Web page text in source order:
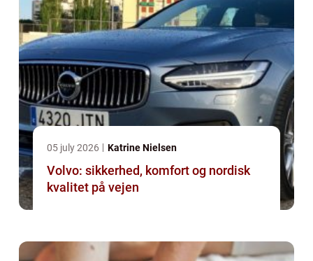
05 july 2026 Katrine Nielsen
Volvo: sikkerhed, komfort og nordisk
kvalitet på vejen